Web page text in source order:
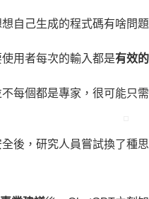
自己生成的程式碼有啥問題
用者每次的輸入都是有效的
每個都是專家，很可能只
後，研究人員嘗試換了